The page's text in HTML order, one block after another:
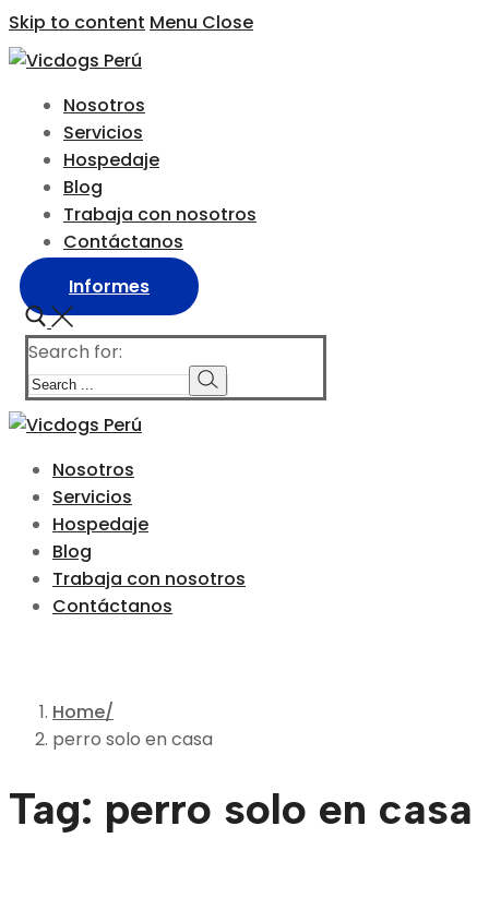
Skip to content Menu Close
Nosotros
Servicios
Hospedaje
Blog
Trabaja con nosotros
Contáctanos
Informes
Search for:
Nosotros
Servicios
Hospedaje
Blog
Trabaja con nosotros
Contáctanos
Home
perro solo en casa
Tag: perro solo en casa